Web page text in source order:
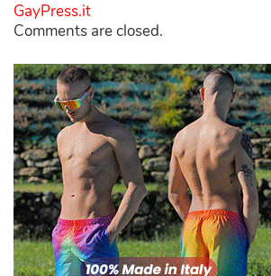
GayPress.it
Comments are closed.